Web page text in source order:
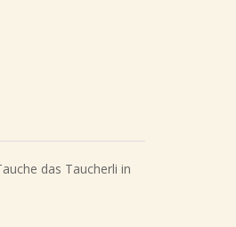
das Taucherli in